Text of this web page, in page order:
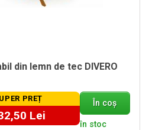
din lemn de tec DIVERO
PREȚ
Lei
În coș
în stoc